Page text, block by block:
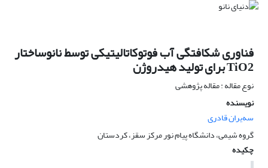
فناوری شکافتگی آب فوتوکاتالیتیکی توسط نانوساختار
TiO2 برای تولید هیدروژن
نوع مقاله : مقاله پژوهشی
نویسنده
سه‌یران قادری
گروه شیمی، دانشگاه پیام نور مرکز سقز، کردستان
چکیده